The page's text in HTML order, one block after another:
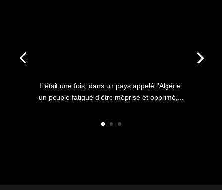
Il était une fois, dans un pays appelé l'Algérie,
un peuple fatigué d'être méprisé et opprimé,...